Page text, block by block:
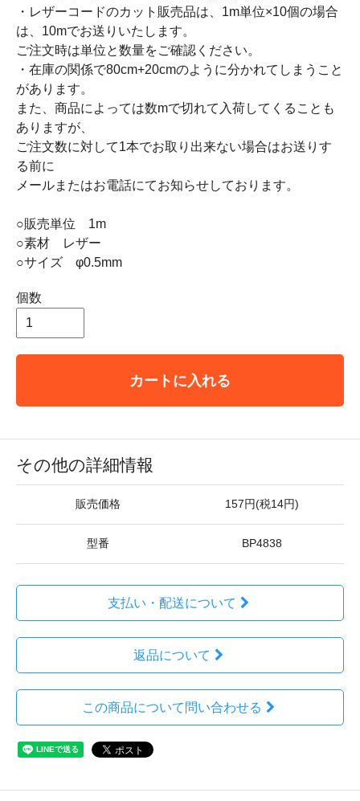
・レザーコードのカット販売品は、1m単位×10個の場合
は、10mでお送りいたします。
ご注文時は単位と数量をご確認ください。
・在庫の関係で80cm+20cmのように分かれてしまうこと
があります。
また、商品によっては数mで切れて入荷してくることも
ありますが、
ご注文数に対して1本でお取り出来ない場合はお送りす
る前に
メールまたはお電話にてお知らせしております。
○販売単位 1m
○素材 レザー
○サイズ φ0.5mm
個数
カートに入れる
その他の詳細情報
販売価格 157円(税14円)
型番 BP4838
支払い・配送について
返品について
この商品について問い合わせる